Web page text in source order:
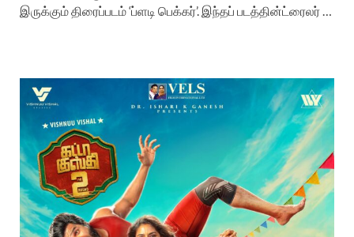
இருக்கும் திரைப்படம் ‘ப்ளடி பெக்கர்’. இந்தப் படத்தின்ட்ரைலர் …